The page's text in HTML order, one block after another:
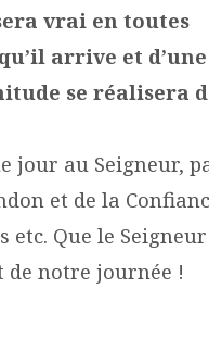
vrai en toutes
arrive et
se réalisera
jour au Seigneur,
et de la
Que le
notre journée !